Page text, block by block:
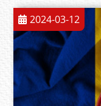
2024-03-12